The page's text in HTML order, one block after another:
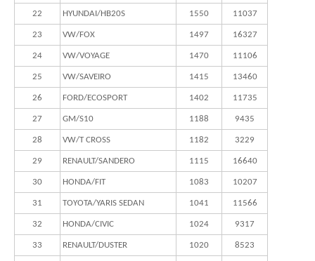
22 HYUNDAI/HB20S 1550 11037
23 VW/FOX 1497 16327
24 VW/VOYAGE 1470 11106
25 VW/SAVEIRO 1415 13460
26 FORD/ECOSPORT 1402 11735
27 GM/S10 1188 9435
28 VW/T CROSS 1182 3229
29 RENAULT/SANDERO 1115 16640
30 HONDA/FIT 1083 10207
31 TOYOTA/YARIS SEDAN 1041 11566
32 HONDA/CIVIC 1024 9317
33 RENAULT/DUSTER 1020 8523